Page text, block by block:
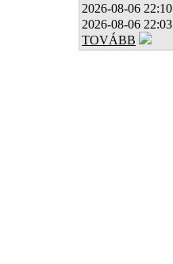
2026-08-06 22:10
2026-08-06 22:03
TOVÁBB